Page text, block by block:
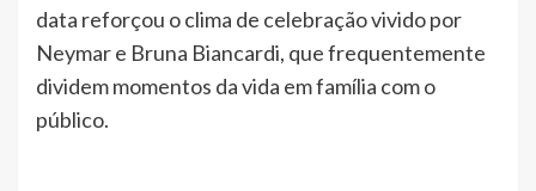
data reforçou o clima de celebração vivido por
Neymar e Bruna Biancardi, que frequentemente
dividem momentos da vida em família com o
público.